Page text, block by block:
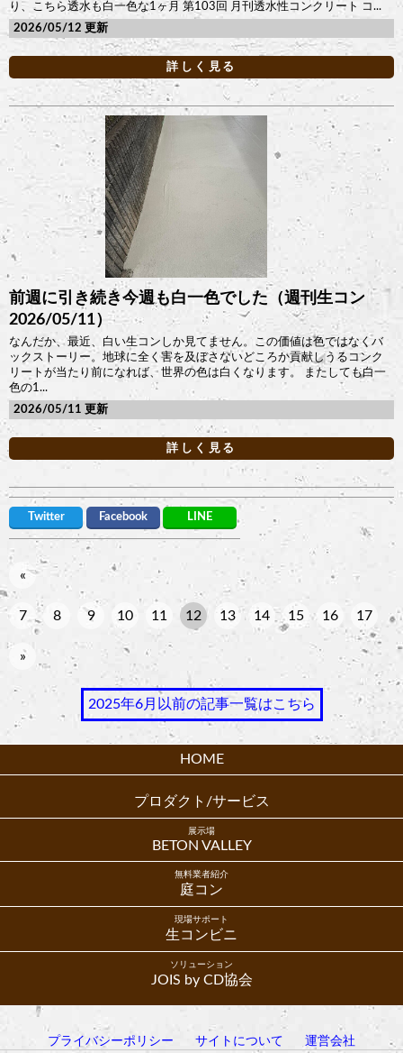
り、こちら透水も白一色な1ヶ月 第103回 月刊透水性コンクリート コ...
2026/05/12
詳しく見る
前週に引き続き今週も白一色でした（週刊生コン
2026/05/11）
なんだか、最近、白い生コンしか見てません。この価値は色ではなくバ
ックストーリー。地球に全く害を及ぼさないどころか貢献しうるコンク
リートが当たり前になれば、世界の色は白くなります。 またしても白一
色の1...
2026/05/11
詳しく見る
Twitter Facebook LINE
«
7 8 9 10 11 12 13 14 15 16 17
»
2025年6月以前の記事一覧はこちら
HOME
プロダクト/サービス
展示場
BETON VALLEY
無料業者紹介
庭コン
現場サポート
生コンビニ
ソリューション
JOIS by CD協会
プライバシーポリシー サイトについて 運営会社